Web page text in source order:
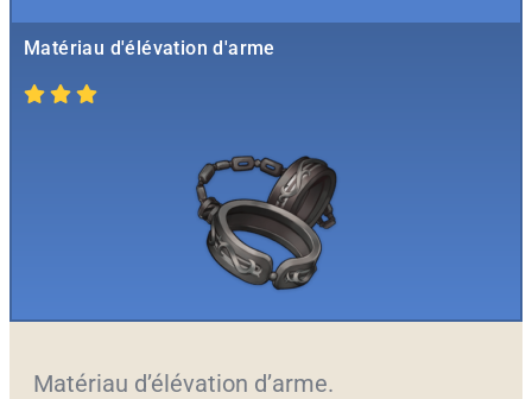
Matériau d'élévation d'arme
Matériau d’élévation d’arme.